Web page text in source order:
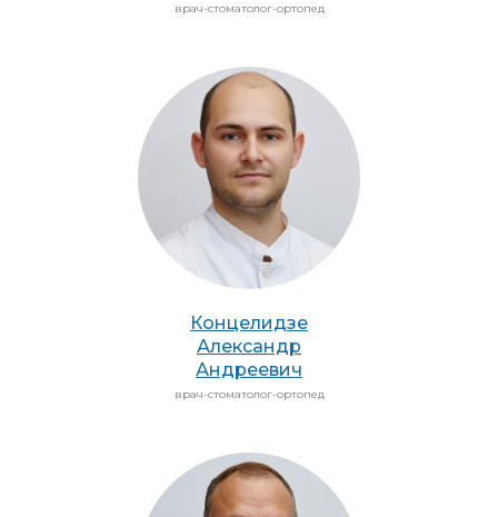
врач-стоматолог-ортопед
Концелидзе
Александр
Андреевич
врач-стоматолог-ортопед